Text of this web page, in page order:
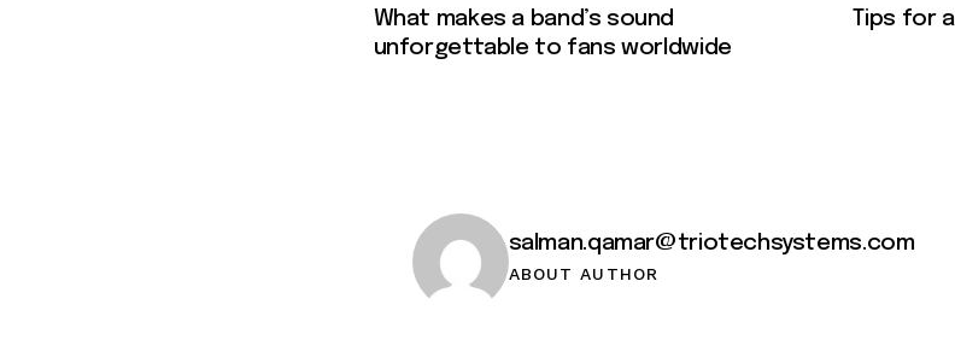
What makes a band’s sound
unforgettable to fans worldwide
Tips for
salman.qamar@triotechsystems.com
ABOUT AUTHOR